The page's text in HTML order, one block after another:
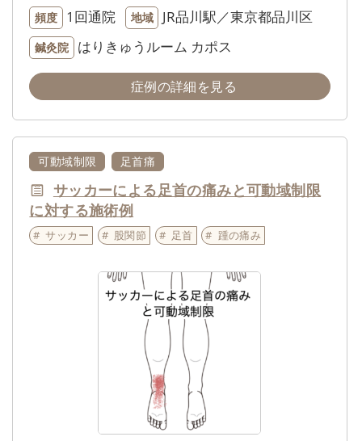
頻度 1回通院 地域 JR品川駅／東京都品川区
鍼灸院 はりきゅうルーム カポス
症例の詳細を見る
可動域制限 足首痛
サッカーによる足首の痛みと可動域制限
に対する施術例
サッカー 股関節 足首 踵の痛み